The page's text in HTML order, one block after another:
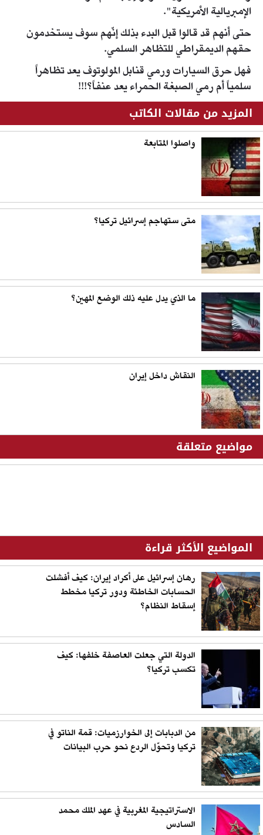
الإمبريالية الأمريكية".
حتى أنهم قد قالوا قبل البدء بذلك إنّهم سوف يستخدمون
حقهم الديمقراطي للتظاهر السلمي.
فهل حرق السيارات ورمي قنابل المولوتوف يعد تظاهراً
سلمياً أم رمي الصبغة الحمراء يعد عنفاً؟!!!
المزيد من مقالات الكاتب
واصلوا المتابعة
متى ستهاجم إسرائيل تركيا؟
ما الذي يدل عليه ذلك الوضع المهين؟
النقاش داخل إيران
مواضيع متعلقة
المواضيع الأكثر قراءة
رهان إسرائيل على أكراد إيران: كيف أفشلت
الحسابات الخاطئة ودور تركيا مخطط
إسقاط النظام؟
الدولة التي جعلت العاصفة خلفها: كيف
تكسب تركيا؟
من الدبابات إلى الخوارزميات: قمة الناتو في
تركيا وتحوّل الردع نحو حرب البيانات
الاستراتيجية المغربية في عهد الملك محمد
السادس